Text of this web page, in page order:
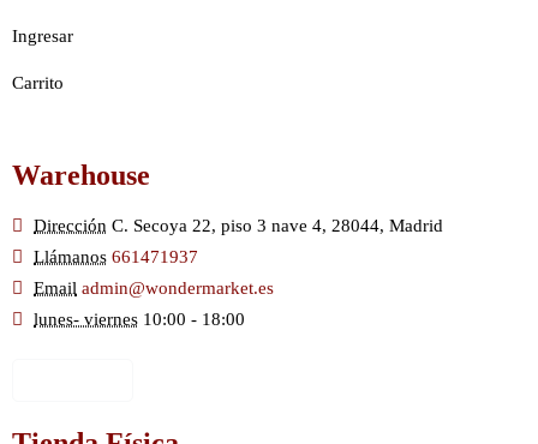
Ingresar
Carrito
Warehouse
Dirección C. Secoya 22, piso 3 nave 4, 28044, Madrid
Llámanos 661471937
Email admin@wondermarket.es
lunes- viernes 10:00 - 18:00